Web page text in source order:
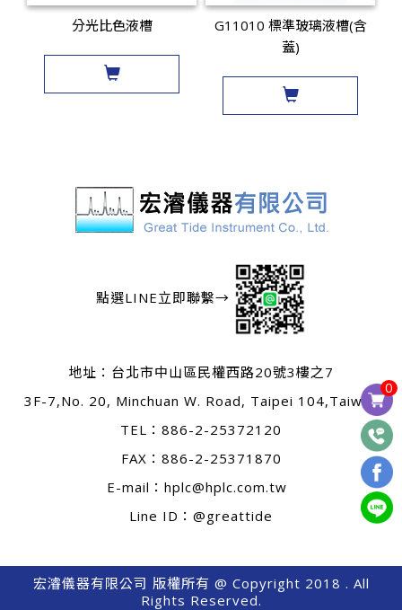
0
分光比色液槽
G11010 標準玻璃液槽(含
蓋)
點選LINE立即聯繫→
地址： 台北市中山區民權西路20號3樓之7
3F-7,No. 20, Minchuan W. Road, Taipei 104,Taiwan
TEL： 886-2-25372120
FAX：886-2-25371870
E-mail： hplc@hplc.com.tw
Line ID：@greattide
宏濬儀器有限公司 版權所有 @ Copyright 2018 . All
Rights Reserved.